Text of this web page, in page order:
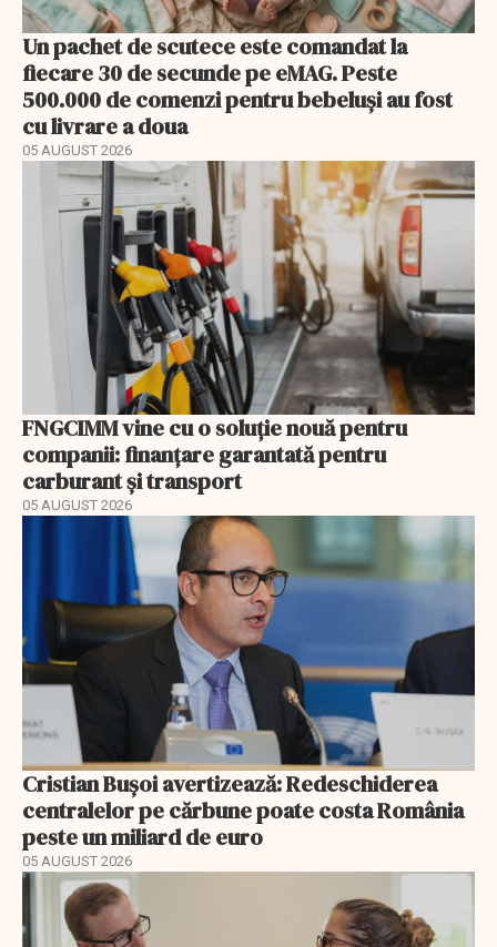
Un pachet de scutece este comandat la
fiecare 30 de secunde pe eMAG. Peste
500.000 de comenzi pentru bebeluși au fost
cu livrare a doua
05 AUGUST 2026
FNGCIMM vine cu o soluție nouă pentru
companii: finanțare garantată pentru
carburant și transport
05 AUGUST 2026
Cristian Bușoi avertizează: Redeschiderea
centralelor pe cărbune poate costa România
peste un miliard de euro
05 AUGUST 2026